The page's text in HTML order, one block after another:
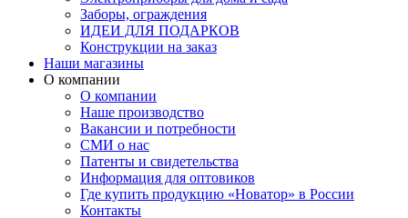
Заборы, ограждения
ИДЕИ ДЛЯ ПОДАРКОВ
Конструкции на заказ
Наши магазины
О компании
О компании
Наше производство
Вакансии и потребности
СМИ о нас
Патенты и свидетельства
Информация для оптовиков
Где купить продукцию «Новатор» в России
Контакты